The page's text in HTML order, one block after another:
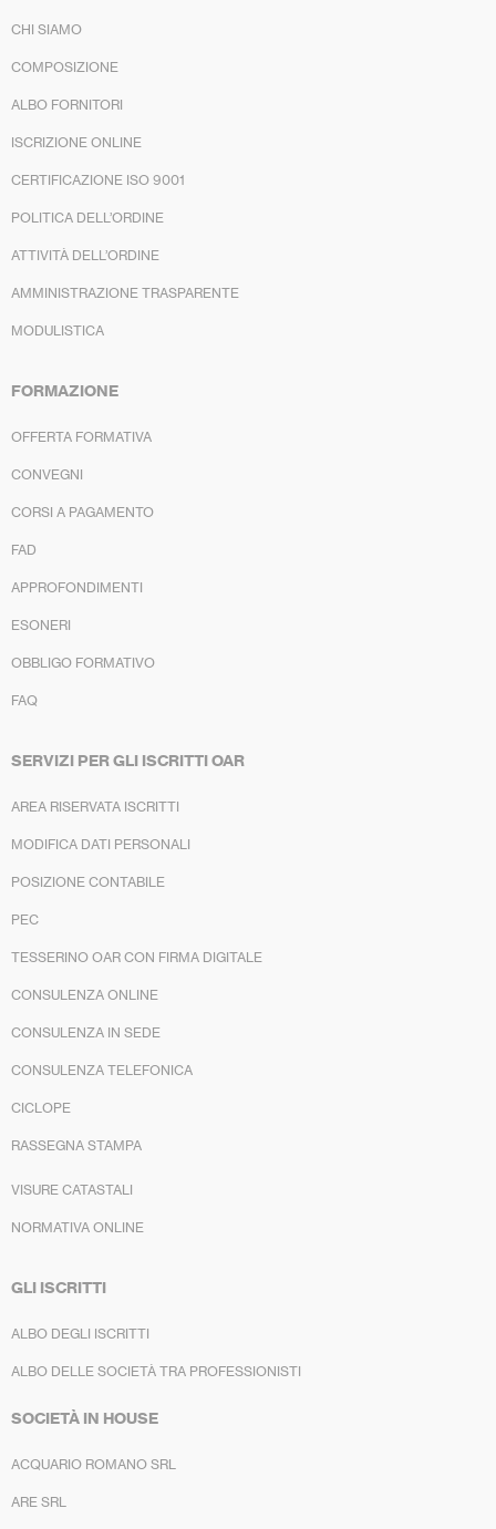
CHI SIAMO
COMPOSIZIONE
ALBO FORNITORI
ISCRIZIONE ONLINE
CERTIFICAZIONE ISO 9001
POLITICA DELL’ORDINE
ATTIVITÀ DELL’ORDINE
AMMINISTRAZIONE TRASPARENTE
MODULISTICA
FORMAZIONE
OFFERTA FORMATIVA
CONVEGNI
CORSI A PAGAMENTO
FAD
APPROFONDIMENTI
ESONERI
OBBLIGO FORMATIVO
FAQ
SERVIZI PER GLI ISCRITTI OAR
AREA RISERVATA ISCRITTI
MODIFICA DATI PERSONALI
POSIZIONE CONTABILE
PEC
TESSERINO OAR CON FIRMA DIGITALE
CONSULENZA ONLINE
CONSULENZA IN SEDE
CONSULENZA TELEFONICA
CICLOPE
RASSEGNA STAMPA
VISURE CATASTALI
NORMATIVA ONLINE
GLI ISCRITTI
ALBO DEGLI ISCRITTI
ALBO DELLE SOCIETÀ TRA PROFESSIONISTI
SOCIETÀ IN HOUSE
ACQUARIO ROMANO SRL
ARE SRL